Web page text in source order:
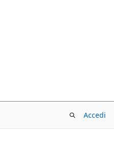
Accedi